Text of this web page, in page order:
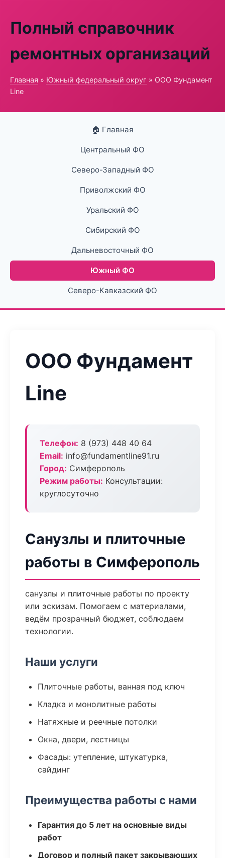
Полный справочник
ремонтных организаций
Главная » Южный федеральный округ » ООО Фундамент
Line
🏠 Главная
Центральный ФО
Северо-Западный ФО
Приволжский ФО
Уральский ФО
Сибирский ФО
Дальневосточный ФО
Южный ФО
Северо-Кавказский ФО
ООО Фундамент
Line
Телефон: 8 (973) 448 40 64
Email: info@fundamentline91.ru
Город: Симферополь
Режим работы: Консультации:
круглосуточно
Санузлы и плиточные
работы в Симферополь
санузлы и плиточные работы по проекту
или эскизам. Помогаем с материалами,
ведём прозрачный бюджет, соблюдаем
технологии.
Наши услуги
Плиточные работы, ванная под ключ
Кладка и монолитные работы
Натяжные и реечные потолки
Окна, двери, лестницы
Фасады: утепление, штукатурка,
сайдинг
Преимущества работы с нами
Гарантия до 5 лет на основные виды
работ
Договор и полный пакет закрывающих